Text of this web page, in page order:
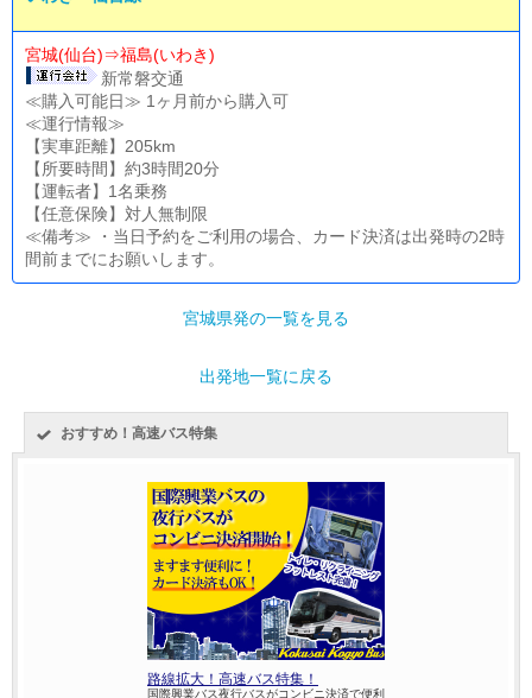
宮城(仙台)⇒福島(いわき)
新常磐交通
≪購入可能日≫ 1ヶ月前から購入可
≪運行情報≫
【実車距離】205km
【所要時間】約3時間20分
【運転者】1名乗務
【任意保険】対人無制限
≪備考≫ ・当日予約をご利用の場合、カード決済は出発時の2時
間前までにお願いします。
宮城県発の一覧を見る
出発地一覧に戻る
おすすめ！高速バス特集
路線拡大！高速バス特集！
国際興業バス夜行バスがコンビニ決済で便利